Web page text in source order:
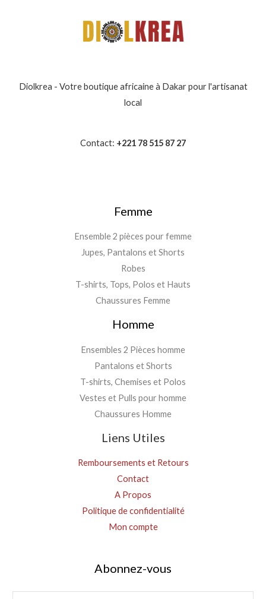
Diolkrea - Votre boutique africaine à Dakar pour l'artisanat
local
Contact: +221 78 515 87 27
Femme
Ensemble 2 pièces pour femme
Jupes, Pantalons et Shorts
Robes
T-shirts, Tops, Polos et Hauts
Chaussures Femme
Homme
Ensembles 2 Pièces homme
Pantalons et Shorts
T-shirts, Chemises et Polos
Vestes et Pulls pour homme
Chaussures Homme
Liens Utiles
Remboursements et Retours
Contact
A Propos
Politique de confidentialité
Mon compte
Abonnez-vous